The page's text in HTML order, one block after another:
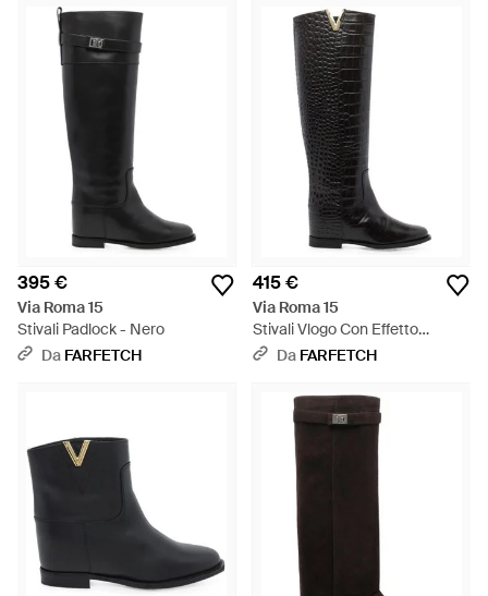
395 €
Via Roma 15
Stivali Padlock - Nero
Da FARFETCH
415 €
Via Roma 15
Stivali Vlogo Con Effetto
Coccodrillo - Nero
Da FARFETCH